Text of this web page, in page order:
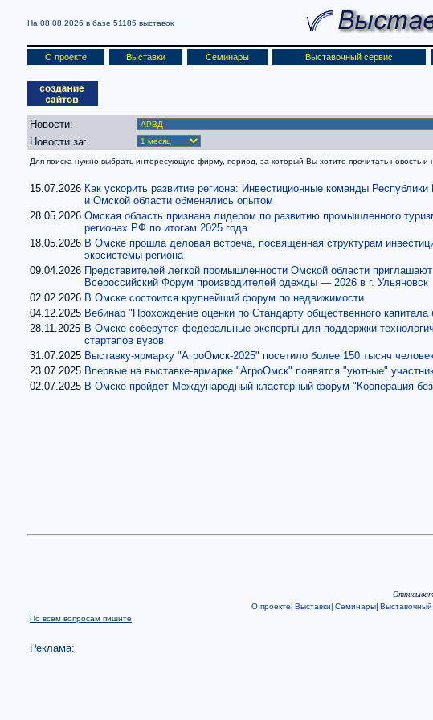
На 08.08.2026 в базе 51185 выставок
О проекте Выставки Семинары Выставочный сервис
Новости:
Новости за:
Для поиска нужно выбрать интересующую фирму, период, за который Вы хотите прочитать новость
15.07.2026 Как ускорить развитие региона: Инвестиционные команды
и Омской области обменялись опытом
28.05.2026 Омская область признана лидером по развитию промышленного
регионах РФ по итогам 2025 года
18.05.2026 В Омске прошла деловая встреча, посвященная структурам
экосистемы региона
09.04.2026 Представителей легкой промышленности Омской области приглашают
Всероссийский Форум производителей одежды — 2026 в г. Ульяновск
02.02.2026 В Омске состоится крупнейший форум по недвижимости
04.12.2025 Вебинар "Прохождение оценки по Стандарту общественного капитала
28.11.2025 В Омске соберутся федеральные эксперты для поддержки
стартапов вузов
31.07.2025 Выставку-ярмарку "АгроОмск-2025" посетило более 150 тысяч
23.07.2025 Впервые на выставке-ярмарке "АгроОмск" появятся "уютные"
02.07.2025 В Омске пройдет Международный кластерный форум "Кооперация без
О проекте| Выставки| Семинары| Выставочный
По всем вопросам пишите
Реклама: